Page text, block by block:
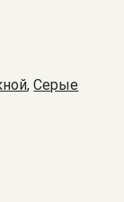
,Серые